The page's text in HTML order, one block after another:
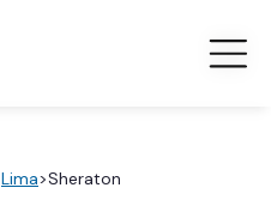
Lima>Sheraton